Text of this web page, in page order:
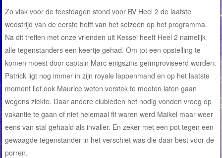
Zo vlak voor de feestdagen stond voor BV Heel 2 de laatste
wedstrijd van de eerste helft van het seizoen op het programma.
Na dit treffen met onze vrienden uit Kessel heeft Heel 2 namelijk
alle tegenstanders een keertje gehad. Om tot een opstelling te
komen moest door captain Marc enigszins geïmproviseerd worden:
Patrick ligt nog immer in zijn royale lappenmand en op het laatste
moment liet ook Maurice weten verstek te moeten laten gaan
wegens ziekte. Daar andere clubleden het nodig vonden vroeg op
vakantie te gaan of niet helemaal fit waren werd Maikel maar weer
eens van stal gehaald als invaller. En zeker met een pot tegen een
gewaagde tegenstander in het verschiet was die daar best voor de
porren.